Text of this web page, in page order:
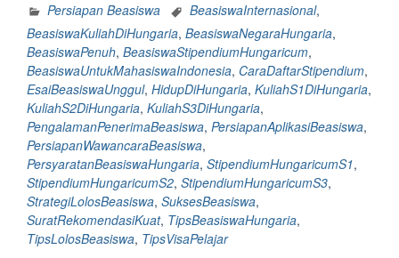
Stipendium
Hungaricum
untuk
S1
S2
S3
Hungaria
Dari
Penerima
Persiapan Beasiswa BeasiswaInternasional,
BeasiswaKuliahDiHungaria, BeasiswaNegaraHungaria,
BeasiswaPenuh, BeasiswaStipendiumHungaricum,
BeasiswaUntukMahasiswaIndonesia, CaraDaftarStipendium,
EsaiBeasiswaUnggul, HidupDiHungaria, KuliahS1DiHungaria,
KuliahS2DiHungaria, KuliahS3DiHungaria,
PengalamanPenerimaBeasiswa, PersiapanAplikasiBeasiswa,
PersiapanWawancaraBeasiswa,
PersyaratanBeasiswaHungaria, StipendiumHungaricumS1,
StipendiumHungaricumS2, StipendiumHungaricumS3,
StrategiLolosBeasiswa, SuksesBeasiswa,
SuratRekomendasiKuat, TipsBeasiswaHungaria,
TipsLolosBeasiswa, TipsVisaPelajar